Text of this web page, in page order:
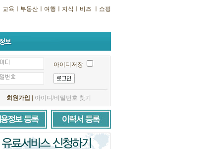
교육 부동산 여행 지식 비즈 쇼핑
아이디저장
회원가입 아이디/비밀번호 찾기